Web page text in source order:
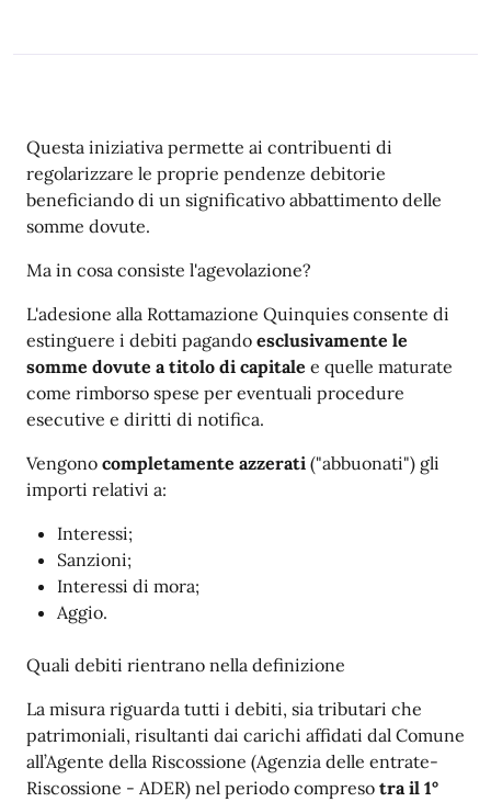
Questa iniziativa permette ai contribuenti di
regolarizzare le proprie pendenze debitorie
beneficiando di un significativo abbattimento delle
somme dovute.
Ma in cosa consiste l'agevolazione?
L'adesione alla Rottamazione Quinquies consente di
estinguere i debiti pagando esclusivamente le
somme dovute a titolo di capitale e quelle maturate
come rimborso spese per eventuali procedure
esecutive e diritti di notifica.
Vengono completamente azzerati ("abbuonati") gli
importi relativi a:
Interessi;
Sanzioni;
Interessi di mora;
Aggio.
Quali debiti rientrano nella definizione
La misura riguarda tutti i debiti, sia tributari che
patrimoniali, risultanti dai carichi affidati dal Comune
all’Agente della Riscossione (Agenzia delle entrate-
Riscossione - ADER) nel periodo compreso tra il 1°